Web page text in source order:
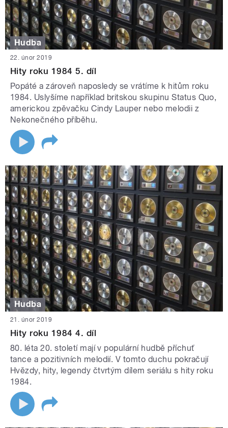
Hudba
22. únor 2019
Hity roku 1984 5. díl
Popáté a zároveň naposledy se vrátíme k hitům roku
1984. Uslyšíme například britskou skupinu Status Quo,
americkou zpěvačku Cindy Lauper nebo melodii z
Nekonečného příběhu.
Hudba
21. únor 2019
Hity roku 1984 4. díl
80. léta 20. století mají v populární hudbě příchuť
tance a pozitivních melodií. V tomto duchu pokračují
Hvězdy, hity, legendy čtvrtým dílem seriálu s hity roku
1984.